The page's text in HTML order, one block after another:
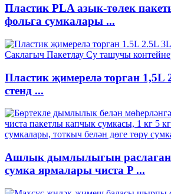
Пластик PLA азык-төлек
фольга сумкалары ...
Пластик җимерелә торган 1,5L
стенд ...
Ашлык дымлылыгын раслаган
сумка ярмалары чиста P ...